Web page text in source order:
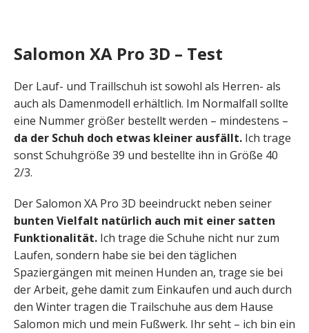
Salomon XA Pro 3D – Test
Der Lauf- und Traillschuh ist sowohl als Herren- als
auch als Damenmodell erhältlich. Im Normalfall sollte
eine Nummer größer bestellt werden – mindestens –
da der Schuh doch etwas kleiner ausfällt. Ich trage
sonst Schuhgröße 39 und bestellte ihn in Größe 40
2/3.
Der Salomon XA Pro 3D beeindruckt neben seiner
bunten Vielfalt natürlich auch mit einer satten
Funktionalität. Ich trage die Schuhe nicht nur zum
Laufen, sondern habe sie bei den täglichen
Spaziergängen mit meinen Hunden an, trage sie bei
der Arbeit, gehe damit zum Einkaufen und auch durch
den Winter tragen die Trailschuhe aus dem Hause
Salomon mich und mein Fußwerk. Ihr seht – ich bin ein